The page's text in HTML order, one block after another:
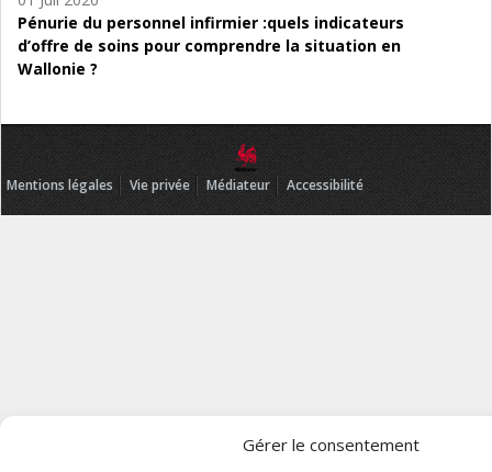
Gérer le consentement
Pénurie du personnel infirmier :quels indicateurs
d’offre de soins pour comprendre la situation en
Wallonie ?
Mentions légales Vie privée Médiateur Accessibilité